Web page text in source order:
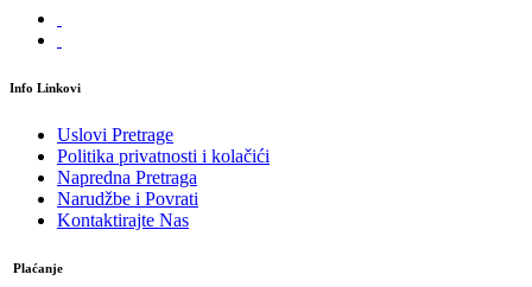
Info Linkovi
Uslovi Pretrage
Politika privatnosti i kolačići
Napredna Pretraga
Narudžbe i Povrati
Kontaktirajte Nas
Plaćanje